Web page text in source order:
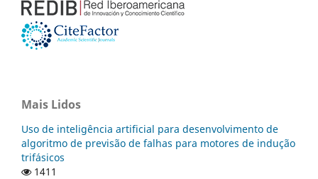
Mais Lidos
Uso de inteligência artificial para desenvolvimento de
algoritmo de previsão de falhas para motores de indução
trifásicos
1411